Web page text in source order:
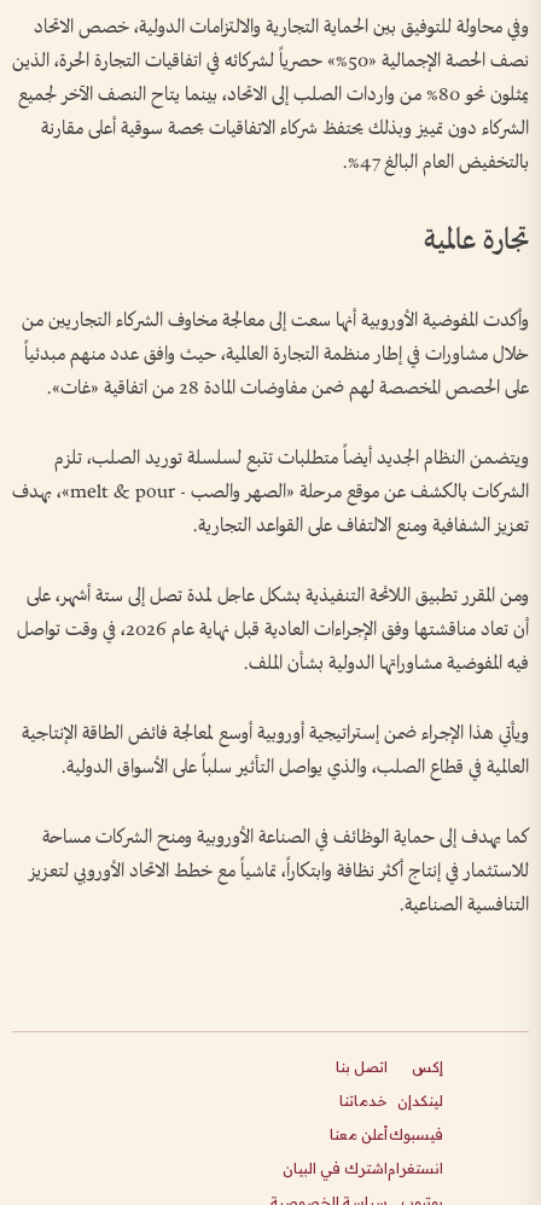
وفي محاولة للتوفيق بين الحماية التجارية والالتزامات الدولية، خصص الاتحاد
نصف الحصة الإجمالية «50%» حصرياً لشركائه في اتفاقيات التجارة الحرة، الذين
يمثلون نحو 80% من واردات الصلب إلى الاتحاد، بينما يتاح النصف الآخر لجميع
الشركاء دون تمييز وبذلك يحتفظ شركاء الاتفاقيات بحصة سوقية أعلى مقارنة
بالتخفيض العام البالغ 47%.
تجارة عالمية
وأكدت المفوضية الأوروبية أنها سعت إلى معالجة مخاوف الشركاء التجاريين من
خلال مشاورات في إطار منظمة التجارة العالمية، حيث وافق عدد منهم مبدئياً
على الحصص المخصصة لهم ضمن مفاوضات المادة 28 من اتفاقية «غات».
ويتضمن النظام الجديد أيضاً متطلبات تتبع لسلسلة توريد الصلب، تلزم
الشركات بالكشف عن موقع مرحلة «الصهر والصب - melt & pour»، بهدف
تعزيز الشفافية ومنع الالتفاف على القواعد التجارية.
ومن المقرر تطبيق اللائحة التنفيذية بشكل عاجل لمدة تصل إلى ستة أشهر، على
أن تعاد مناقشتها وفق الإجراءات العادية قبل نهاية عام 2026، في وقت تواصل
فيه المفوضية مشاوراتها الدولية بشأن الملف.
ويأتي هذا الإجراء ضمن إستراتيجية أوروبية أوسع لمعالجة فائض الطاقة الإنتاجية
العالمية في قطاع الصلب، والذي يواصل التأثير سلباً على الأسواق الدولية.
كما يهدف إلى حماية الوظائف في الصناعة الأوروبية ومنح الشركات مساحة
للاستثمار في إنتاج أكثر نظافة وابتكاراً، تماشياً مع خطط الاتحاد الأوروبي لتعزيز
التنافسية الصناعية.
إكس
لينكدإن
فيسبوك
انستغرام
اتصل بنا
خدماتنا
أعلن معنا
اشترك في البيان